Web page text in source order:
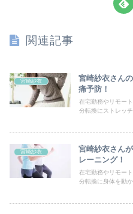
関連記事
宮崎紗衣
宮崎紗衣さん
痛予防！
在宅勤務やリモー
分転換にストレッ
宮崎紗衣
宮崎紗衣さん
レーニング！
在宅勤務やリモー
分転換に身体を動